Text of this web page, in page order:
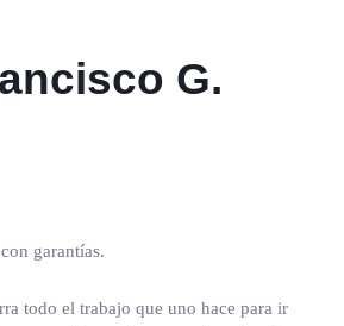
G.
garantías.
todo el trabajo que uno hace para ir